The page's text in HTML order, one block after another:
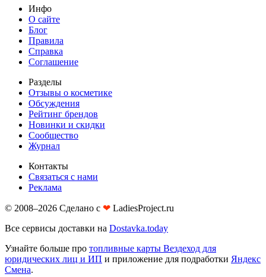
Инфо
О сайте
Блог
Правила
Справка
Соглашение
Разделы
Отзывы о косметике
Обсуждения
Рейтинг брендов
Новинки и скидки
Сообщество
Журнал
Контакты
Связаться с нами
Реклама
© 2008–2026 Сделано с ❤︎ LadiesProject.ru
Все сервисы доставки на Dostavka.today
Узнайте больше про топливные карты Вездеход для
юридических лиц и ИП и приложение для подработки Яндекс
Смена.